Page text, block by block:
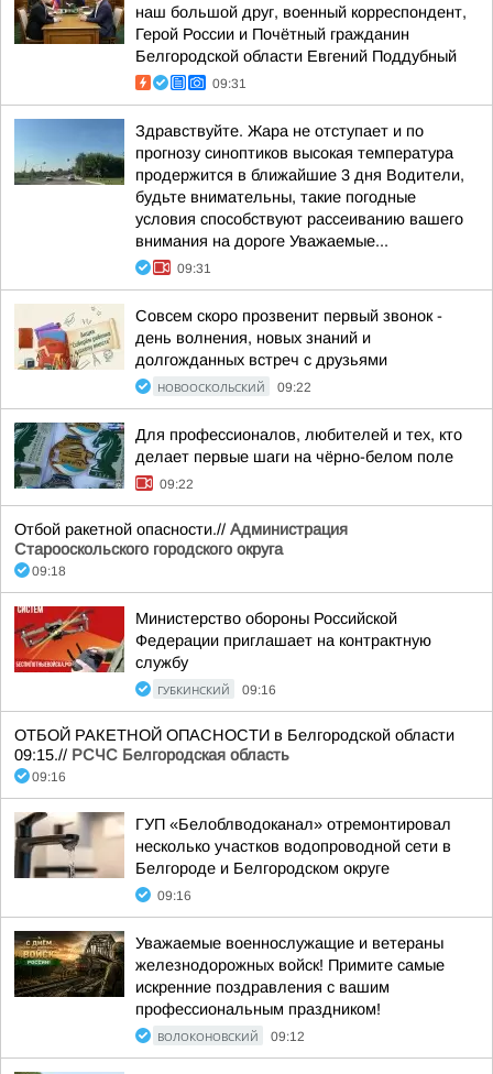
наш большой друг, военный корреспондент,
Герой России и Почётный гражданин
Белгородской области Евгений Поддубный
09:31
Здравствуйте. Жара не отступает и по
прогнозу синоптиков высокая температура
продержится в ближайшие 3 дня Водители,
будьте внимательны, такие погодные
условия способствуют рассеиванию вашего
внимания на дороге Уважаемые...
09:31
Совсем скоро прозвенит первый звонок -
день волнения, новых знаний и
долгожданных встреч с друзьями
НОВООСКОЛЬСКИЙ 09:22
Для профессионалов, любителей и тех, кто
делает первые шаги на чёрно-белом поле
09:22
Отбой ракетной опасности.// Администрация
Старооскольского городского округа
09:18
Министерство обороны Российской
Федерации приглашает на контрактную
службу
ГУБКИНСКИЙ 09:16
ОТБОЙ РАКЕТНОЙ ОПАСНОСТИ в Белгородской области
09:15.// РСЧС Белгородская область
09:16
ГУП «Белоблводоканал» отремонтировал
несколько участков водопроводной сети в
Белгороде и Белгородском округе
09:16
Уважаемые военнослужащие и ветераны
железнодорожных войск! Примите самые
искренние поздравления с вашим
профессиональным праздником!
ВОЛОКОНОВСКИЙ 09:12